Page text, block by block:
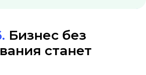
Бизнес без
станет